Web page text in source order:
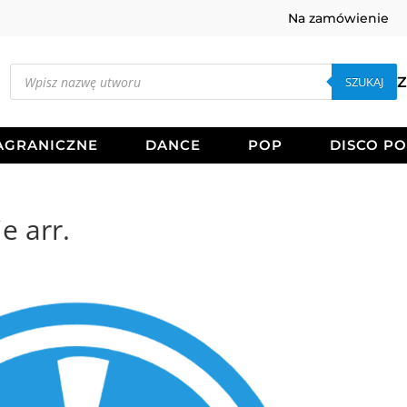
Na zamówienie
Wyszukiwarka
produktów SZUKAJ
DANCE POP DISCO
arr.